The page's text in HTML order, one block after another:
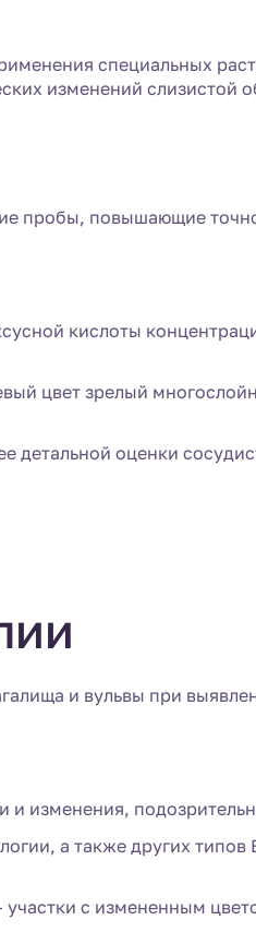
специальных
изменений слизистой
пробы, повышающие
кислоты
цвет зрелый
детальной оценки
и вульвы при
и изменения,
а также других
с измененным